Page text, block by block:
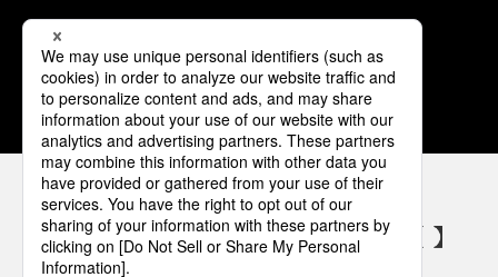
1 2 3 4 5
パナソニックの電気設備 SNSアカウント